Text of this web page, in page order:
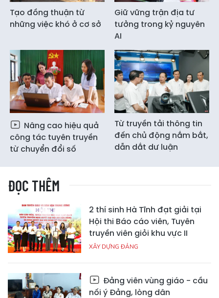
Tạo đồng thuận từ
những việc khó ở cơ sở
Giữ vững trận địa tư
tưởng trong kỷ nguyên
AI
Nâng cao hiệu quả
công tác tuyên truyền
từ chuyển đổi số
Từ truyền tải thông tin
đến chủ động nắm bắt,
dẫn dắt dư luận
ĐỌC THÊM
2 thí sinh Hà Tĩnh đạt giải tại
Hội thi Báo cáo viên, Tuyên
truyền viên giỏi khu vực II
XÂY DỰNG ĐẢNG
Đảng viên vùng giáo - cầu
nối ý Đảng, lòng dân